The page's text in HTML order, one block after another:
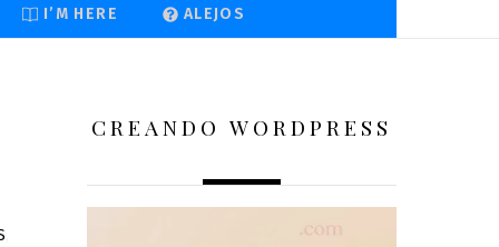
I’M HERE ALEJOS
CREANDO WORDPRESS